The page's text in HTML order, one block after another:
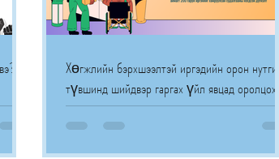
Хөгжлийн бэрхшээлтэй иргэдийн орон нутгийн
түвшинд шийдвэр гаргах үйл явцад оролцох
боломж, төрийн үйлчилгээний хүртээмж, ил
тод байдлын талаарх судалгааны үр дүн